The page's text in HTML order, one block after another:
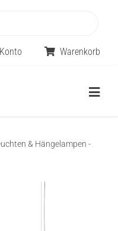
Warenkorb
& Hängelampen -